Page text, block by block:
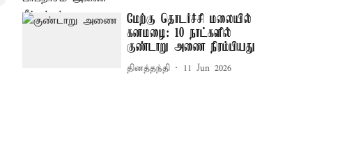
மேற்கு தொடர்ச்சி மலையில்
கனமழை: 10 நாட்களில்
குண்டாறு அணை நிரம்பியது
தினத்தந்தி 11 Jun 2026